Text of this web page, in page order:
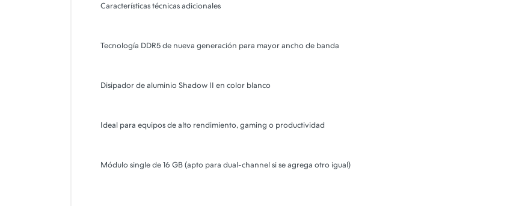
Características técnicas adicionales
Tecnología DDR5 de nueva generación para mayor ancho de banda
Disipador de aluminio Shadow II en color blanco
Ideal para equipos de alto rendimiento, gaming o productividad
Módulo single de 16 GB (apto para dual-channel si se agrega otro igual)